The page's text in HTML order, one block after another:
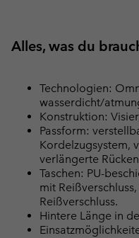
Alles, was du
Technologien:
wasserdicht/
Konstruktion:
Passform:
Kordelzugsystem,
verlängerte
Taschen: PU-
mit
Reißverschluss.
Hintere Länge in